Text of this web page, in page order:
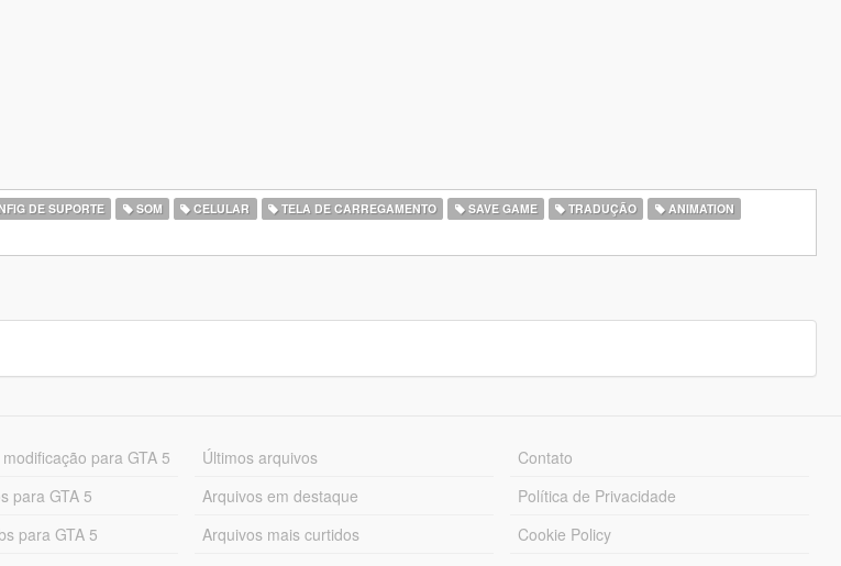
DE SUPORTE SOM CELULAR TELA DE CARREGAMENTO SAVE GAME TRADUÇÃO
ANIMATION
para GTA 5
para GTA 5
para GTA 5
Últimos arquivos
Arquivos em destaque
Arquivos mais curtidos
Contato
Política de Privacidade
Cookie Policy